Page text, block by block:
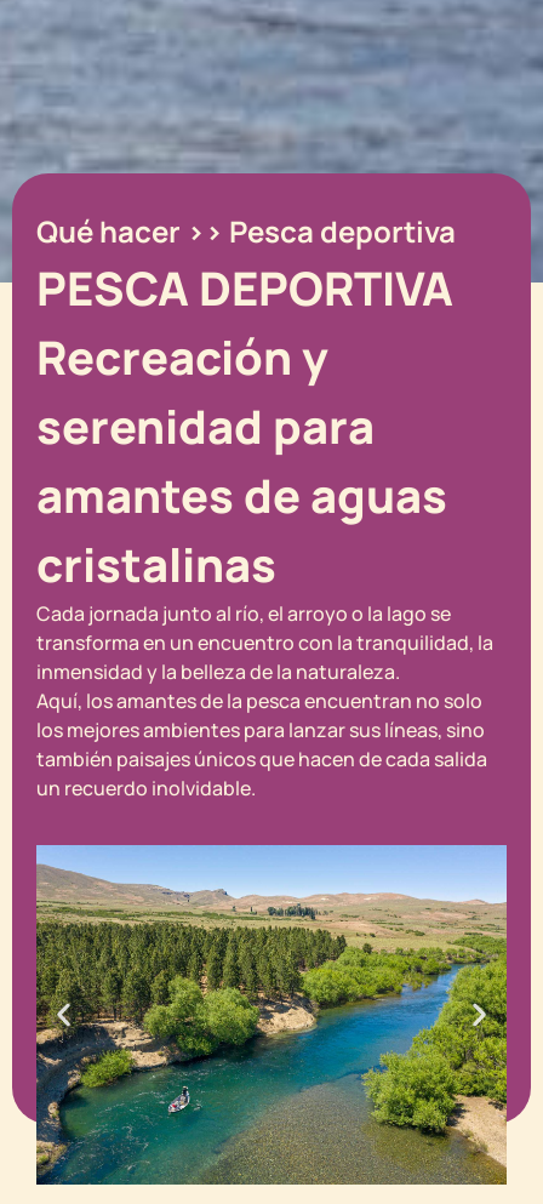
Qué hacer >> Pesca deportiva
PESCA DEPORTIVA
Recreación y
serenidad para
amantes de aguas
cristalinas
Cada jornada junto al río, el arroyo o la lago se
transforma en un encuentro con la tranquilidad, la
inmensidad y la belleza de la naturaleza.
Aquí, los amantes de la pesca encuentran no solo
los mejores ambientes para lanzar sus líneas, sino
también paisajes únicos que hacen de cada salida
un recuerdo inolvidable.